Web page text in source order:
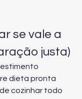
se vale a
justa)
dieta pronta
cozinhar todo